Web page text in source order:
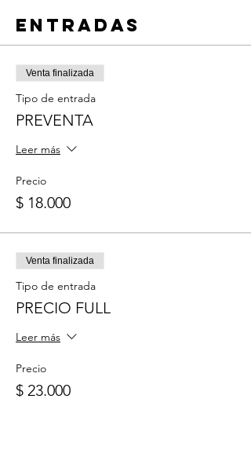
Entradas
Venta finalizada
Tipo de entrada
PREVENTA
Leer más
Precio
$ 18.000
Venta finalizada
Tipo de entrada
PRECIO FULL
Leer más
Precio
$ 23.000